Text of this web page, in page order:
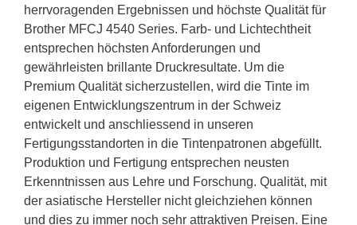
herrvoragenden Ergebnissen und höchste Qualität für
Brother MFCJ 4540 Series. Farb- und Lichtechtheit
entsprechen höchsten Anforderungen und
gewährleisten brillante Druckresultate. Um die
Premium Qualität sicherzustellen, wird die Tinte im
eigenen Entwicklungszentrum in der Schweiz
entwickelt und anschliessend in unseren
Fertigungsstandorten in die Tintenpatronen abgefüllt.
Produktion und Fertigung entsprechen neusten
Erkenntnissen aus Lehre und Forschung. Qualität, mit
der asiatische Hersteller nicht gleichziehen können
und dies zu immer noch sehr attraktiven Preisen. Eine